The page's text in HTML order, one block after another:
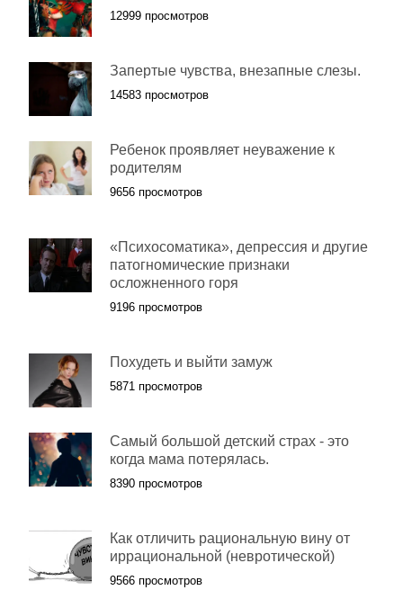
12999 просмотров
Запертые чувства, внезапные слезы.
14583 просмотров
Ребенок проявляет неуважение к
родителям
9656 просмотров
«Психосоматика», депрессия и другие
патогномические признаки
осложненного горя
9196 просмотров
Похудеть и выйти замуж
5871 просмотров
Самый большой детский страх - это
когда мама потерялась.
8390 просмотров
Как отличить рациональную вину от
иррациональной (невротической)
9566 просмотров